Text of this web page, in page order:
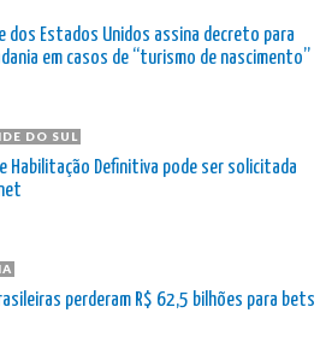
dos Estados Unidos assina decreto para
em casos de “turismo de nascimento”
DO SUL
Habilitação Definitiva pode ser solicitada
perderam R$ 62,5 bilhões para bets